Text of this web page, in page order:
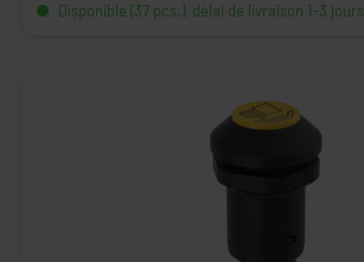
Disponible (37 pcs.), délai de livraison 1-3 jours